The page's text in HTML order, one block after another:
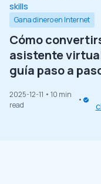
Gana dinero en Internet
Cómo
asistente
guía paso a
2025-12-11 • 10 min
read